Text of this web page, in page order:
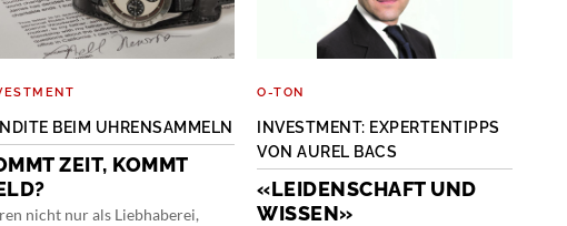
BEIM UHRENSAMMELN
ZEIT, KOMMT
nicht nur als Liebhaberei,
O-TON
INVESTMENT: EXPERTENTIPPS
VON AUREL BACS
«LEIDENSCHAFT UND
WISSEN»